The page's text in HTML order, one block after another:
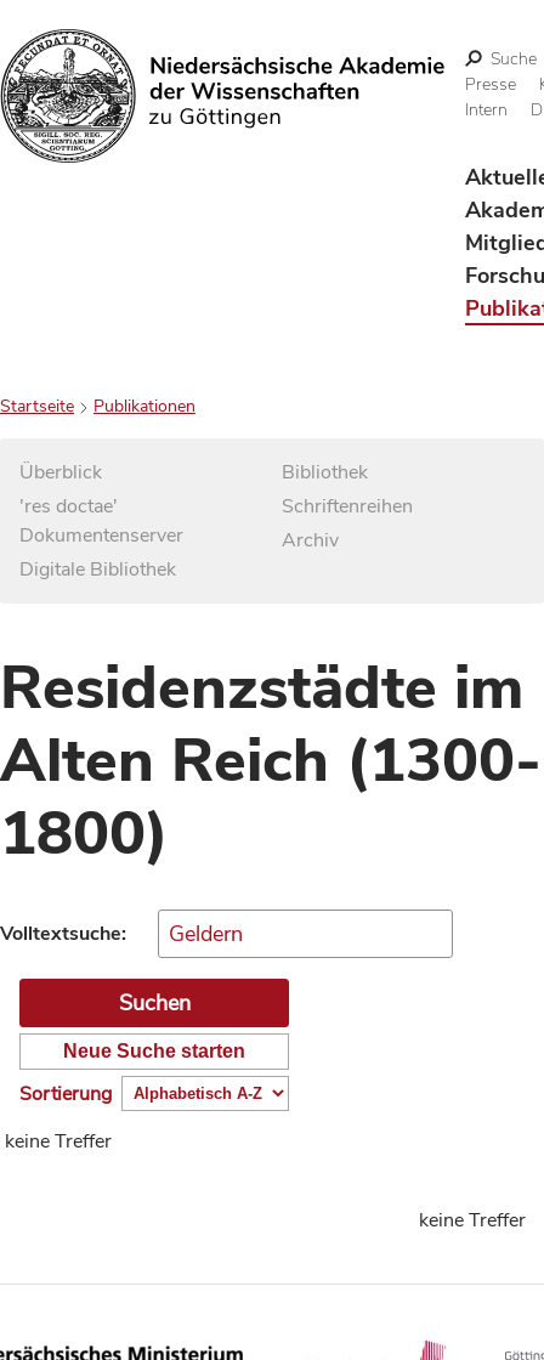
Suchen
Suche
Presse
Intern
Startseite Publikationen
Überblick
'res doctae'
Dokumentenserver
Digitale Bibliothek
Bibliothek
Schriftenreihen
Archiv
Residenzstädte im
Alten Reich (1300-
1800)
Volltextsuche:
Neue Suche starten
Sortierung
keine Treffer
keine Treffer